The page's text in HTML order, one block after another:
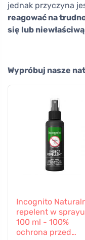
jednak przyczyna
reagować na
się lub
Wypróbuj nasze
Incognito
repelent w sprayu
100 ml - 100%
ochrona przed